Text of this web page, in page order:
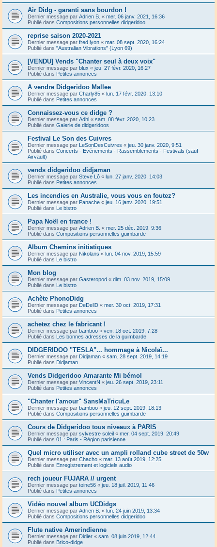
Air Didg - garanti sans bourdon !
Dernier message par Adrien B. « mer. 06 janv. 2021, 16:36
Publié dans Compositions personnelles didgeridoo
reprise saison 2020-2021
Dernier message par fred lyon « mar. 08 sept. 2020, 16:24
Publié dans "Australian Vibrations" (Lyon 69)
[VENDU] Vends "Chanter seul à deux voix"
Dernier message par blux « jeu. 27 févr. 2020, 16:27
Publié dans Petites annonces
A vendre Didgeridoo Mallee
Dernier message par Charly85 « lun. 17 févr. 2020, 13:10
Publié dans Petites annonces
Connaissez-vous ce didge ?
Dernier message par Adhi « sam. 08 févr. 2020, 10:23
Publié dans Galerie de didgeridoos
Festival Le Son des Cuivres
Dernier message par LeSonDesCuivres « jeu. 30 janv. 2020, 9:51
Publié dans Concerts - Evénements - Rassemblements - Festivals (sauf
Airvault)
vends didgeridoo didjaman
Dernier message par Steve Lô « lun. 27 janv. 2020, 14:03
Publié dans Petites annonces
Les incendies en Australie, vous vous en foutez?
Dernier message par Panache « jeu. 16 janv. 2020, 19:51
Publié dans Le bistro
Papa Noël en trance !
Dernier message par Adrien B. « mer. 25 déc. 2019, 9:36
Publié dans Compositions personnelles guimbarde
Album Chemins initiatiques
Dernier message par Nikolans « lun. 04 nov. 2019, 15:59
Publié dans Le bistro
Mon blog
Dernier message par Gasteropod « dim. 03 nov. 2019, 15:09
Publié dans Le bistro
Achète PhonoDidg
Dernier message par DeDellD « mer. 30 oct. 2019, 17:31
Publié dans Petites annonces
achetez chez le fabricant !
Dernier message par bamboo « ven. 18 oct. 2019, 7:28
Publié dans Les bonnes adresses de la guimbarde
DIDGERIDOO "TESLA"... hommage à Nicolaï...
Dernier message par Didjaman « sam. 28 sept. 2019, 14:19
Publié dans Didjaman
Vends Didgeridoo Amarante Mi bémol
Dernier message par VincentN « jeu. 26 sept. 2019, 23:11
Publié dans Petites annonces
"Chanter l'amour" SansMaTricuLe
Dernier message par bamboo « jeu. 12 sept. 2019, 18:13
Publié dans Compositions personnelles guimbarde
Cours de Didgeridoo tous niveaux à PARIS
Dernier message par sylvestre soleil « mer. 04 sept. 2019, 20:49
Publié dans 01 : Paris - Région parisienne.
Quel micro utiliser avec un ampli rolland cube street de 50w
Dernier message par Chacho « mar. 13 août 2019, 12:25
Publié dans Enregistrement et logiciels audio
rech joueur FUJARA // urgent
Dernier message par toine56 « jeu. 18 juil. 2019, 11:46
Publié dans Petites annonces
Vidéo nouvel album UCDidgs
Dernier message par Adrien B. « lun. 24 juin 2019, 13:34
Publié dans Compositions personnelles didgeridoo
Flute native Amerindienne
Dernier message par Didier « sam. 08 juin 2019, 12:44
Publié dans Brico-didge